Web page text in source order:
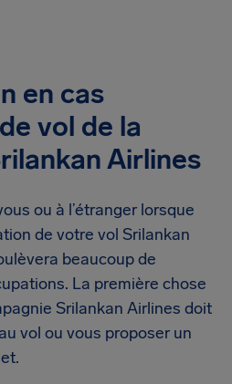
en cas
vol de la
Airlines
ou à l’étranger lorsque
de votre vol Srilankan
beaucoup de
La première chose
Srilankan Airlines doit
vol ou vous proposer un